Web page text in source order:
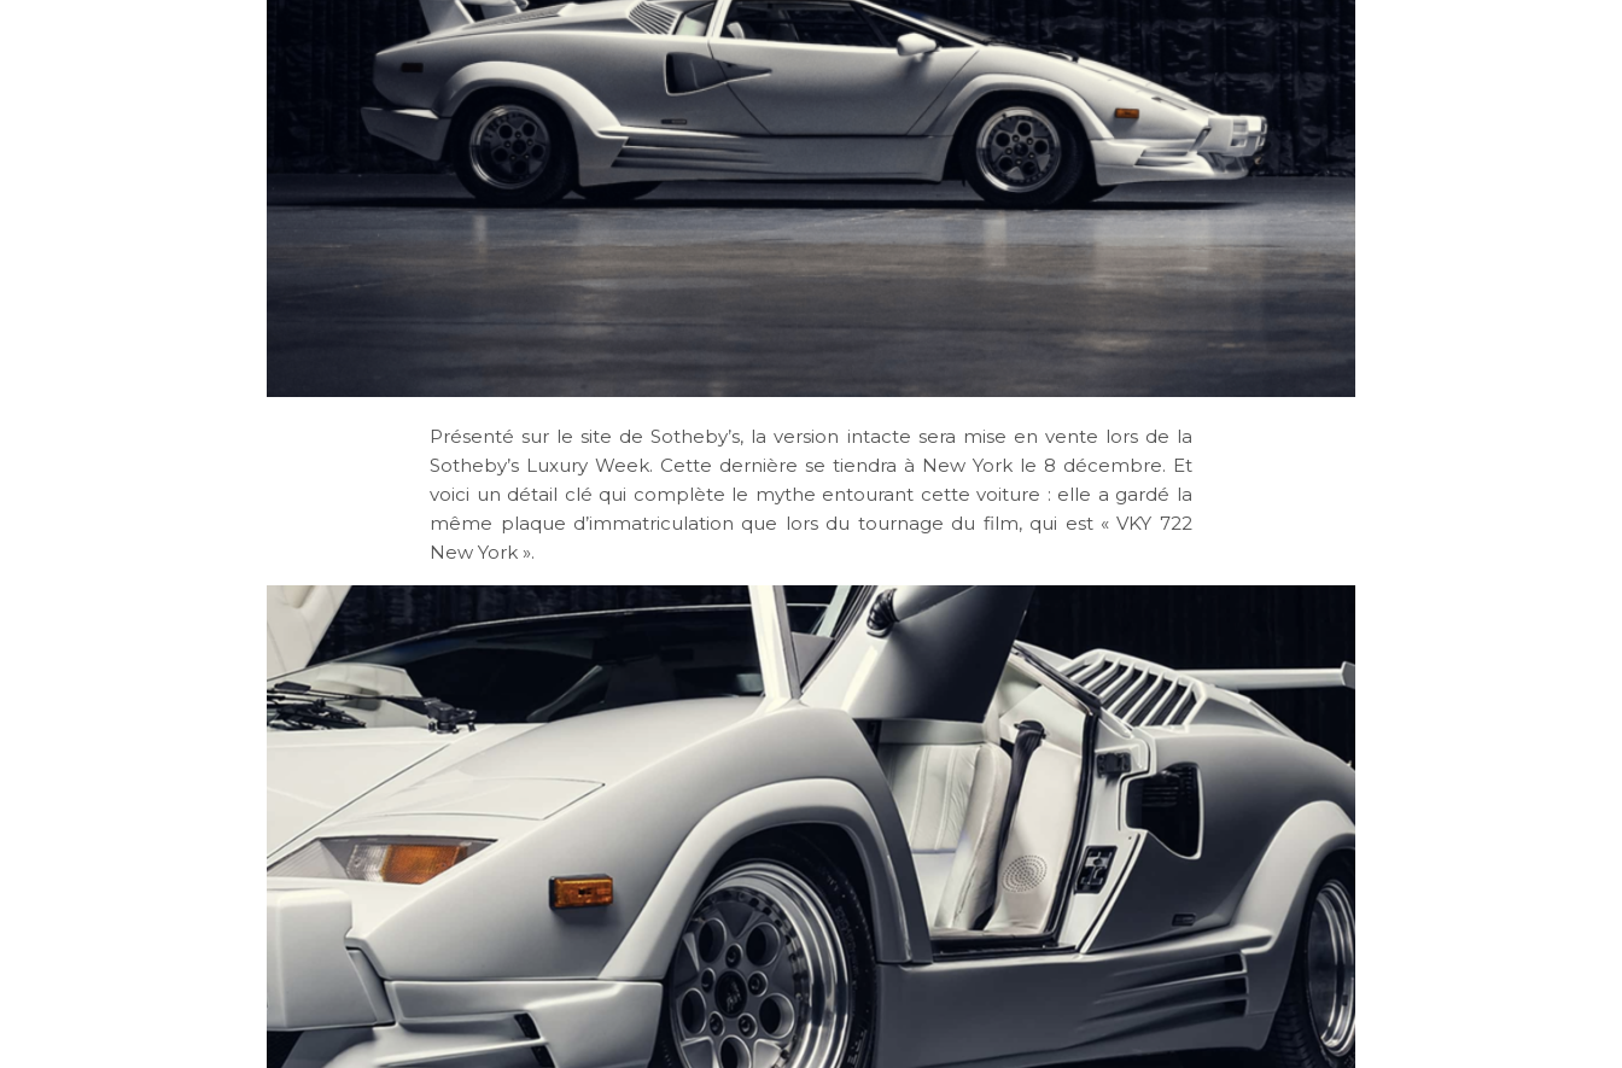
Présenté sur le site de Sotheby’s, la version intacte sera mise en vente lors de la
Sotheby’s Luxury Week. Cette dernière se tiendra à New York le 8 décembre. Et
voici un détail clé qui complète le mythe entourant cette voiture : elle a gardé la
même plaque d’immatriculation que lors du tournage du film, qui est « VKY 722
New York ».